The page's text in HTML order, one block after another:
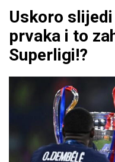
Uskoro
prvaka i to
Superligi!?